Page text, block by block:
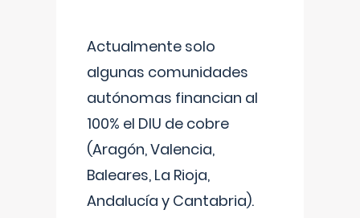
Actualmente solo
algunas comunidades
autónomas financian al
100% el DIU de cobre
(Aragón, Valencia,
Baleares, La Rioja,
Andalucía y Cantabria).